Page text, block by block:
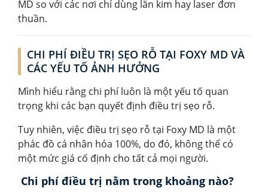
MD so với các nơi chỉ dùng lăn kim hay laser đơn
thuần.
CHI PHÍ ĐIỀU TRỊ SẸO RỖ TẠI FOXY MD VÀ
CÁC YẾU TỐ ẢNH HƯỞNG
Mình hiểu rằng chi phí luôn là một yếu tố quan
trọng khi các bạn quyết định điều trị sẹo rỗ.
Tuy nhiên, việc điều trị sẹo rỗ tại Foxy MD là một
phác đồ cá nhân hóa 100%, do đó, không thể có
một mức giá cố định cho tất cả mọi người.
Chi phí điều trị nằm trong khoảng nào?